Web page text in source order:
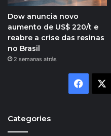
Dow anuncia novo
aumento de US$ 220/t e
reabre a crise das resinas
no Brasil
2 semanas atrás
Categories